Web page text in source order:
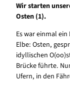
Wir starten
Osten (1).
Es war einmal
Elbe: Osten,
idyllischen
Brücke führte.
Ufern, in den